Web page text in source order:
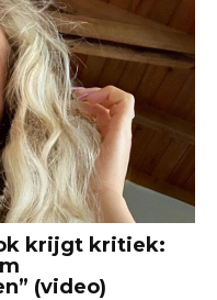
krijgt kritiek:
(video)